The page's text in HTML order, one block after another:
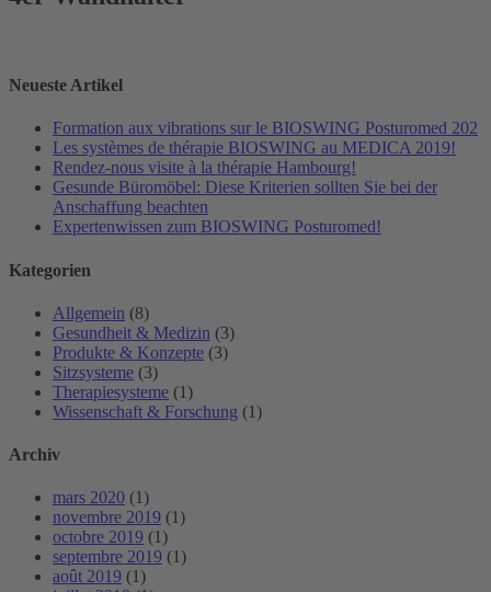
Neueste Artikel
Formation aux vibrations sur le BIOSWING Posturomed 202
Les systèmes de thérapie BIOSWING au MEDICA 2019!
Rendez-nous visite à la thérapie Hambourg!
Gesunde Büromöbel: Diese Kriterien sollten Sie bei der
Anschaffung beachten
Expertenwissen zum BIOSWING Posturomed!
Kategorien
Allgemein (8)
Gesundheit & Medizin (3)
Produkte & Konzepte (3)
Sitzsysteme (3)
Therapiesysteme (1)
Wissenschaft & Forschung (1)
Archiv
mars 2020 (1)
novembre 2019 (1)
octobre 2019 (1)
septembre 2019 (1)
août 2019 (1)